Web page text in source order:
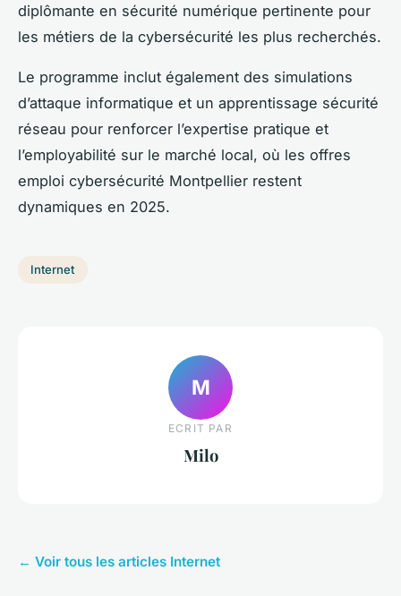
diplômante en sécurité numérique pertinente pour
les métiers de la cybersécurité les plus recherchés.
Le programme inclut également des simulations
d’attaque informatique et un apprentissage sécurité
réseau pour renforcer l’expertise pratique et
l’employabilité sur le marché local, où les offres
emploi cybersécurité Montpellier restent
dynamiques en 2025.
Internet
M
ECRIT PAR
Milo
← Voir tous les articles Internet